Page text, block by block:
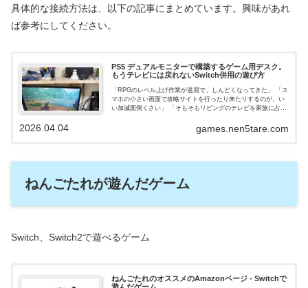
具体的な接続方法は、以下の記事にまとめています。興味があれ
ば参考にしてください。
PS5 デュアルモニターで構築するゲーム用デスク。
もうテレビには戻れないSwitch併用の遊び方
「RPGのレベル上げ作業が退屈で、しんどくなってきた」 「ス
マホの小さい画面で攻略サイトを行ったり来たりするのが、い
い加減面倒くさい」 「そもそもリビングのテレビを家族に占領
games.nen5tare.com
2026.04.04
ねんごたれが遊んだゲーム
Switch、Switch2で遊べるゲーム
ねんごたれのオススメのAmazonページ - Switchで
遊んだゲーム